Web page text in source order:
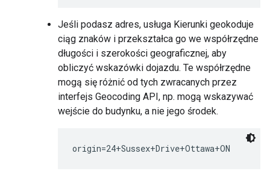
Jeśli podasz adres, usługa Kierunki geokoduje
ciąg znaków i przekształca go we współrzędne
długości i szerokości geograficznej, aby
obliczyć wskazówki dojazdu. Te współrzędne
mogą się różnić od tych zwracanych przez
interfejs Geocoding API, np. mogą wskazywać
wejście do budynku, a nie jego środek.